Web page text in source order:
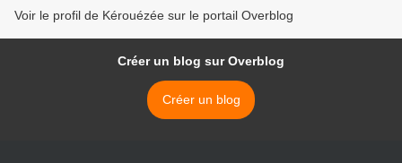
Voir le profil de Kérouézée sur le portail Overblog
Créer un blog sur Overblog
Créer un blog